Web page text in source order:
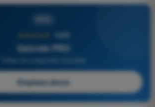
4,6/5
Quizvds PRO
Empieza ahora